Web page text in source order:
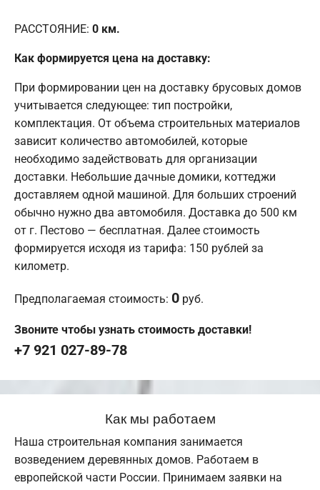
РАССТОЯНИЕ: 0 км.
Как формируется цена на доставку:
При формировании цен на доставку брусовых домов
учитывается следующее: тип постройки,
комплектация. От объема строительных материалов
зависит количество автомобилей, которые
необходимо задействовать для организации
доставки. Небольшие дачные домики, коттеджи
доставляем одной машиной. Для больших строений
обычно нужно два автомобиля. Доставка до 500 км
от г. Пестово — бесплатная. Далее стоимость
формируется исходя из тарифа: 150 рублей за
километр.
Предполагаемая стоимость: 0 руб.
Звоните чтобы узнать стоимость доставки!
+7 921 027-89-78
Как мы работаем
Наша строительная компания занимается
возведением деревянных домов. Работаем в
европейской части России. Принимаем заявки на